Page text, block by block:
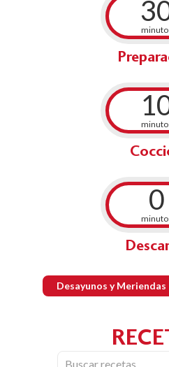
0
Desayunos y Meriendas